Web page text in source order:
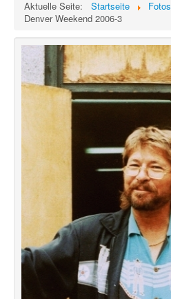
Aktuelle Seite: Startseite Fotos
Denver Weekend 2006-3